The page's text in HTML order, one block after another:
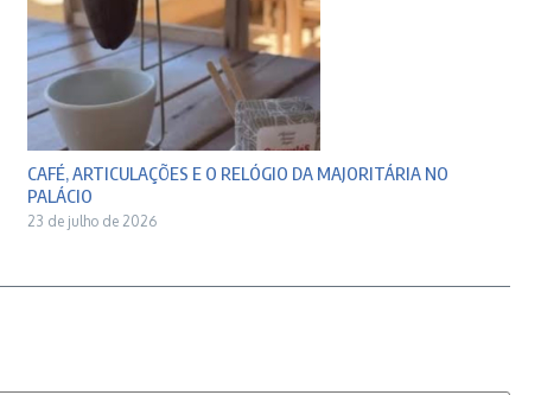
CAFÉ, ARTICULAÇÕES E O RELÓGIO DA MAJORITÁRIA NO
PALÁCIO
23 de julho de 2026